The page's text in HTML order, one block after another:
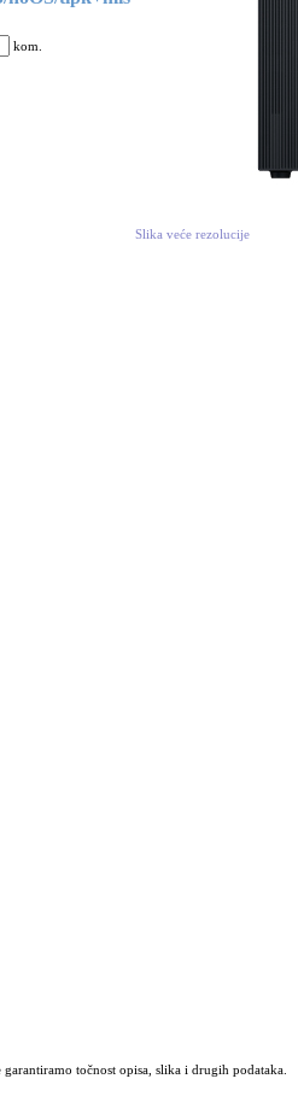
kom.
Slika veće rezolucije
točnost opisa, slika i drugih podataka.